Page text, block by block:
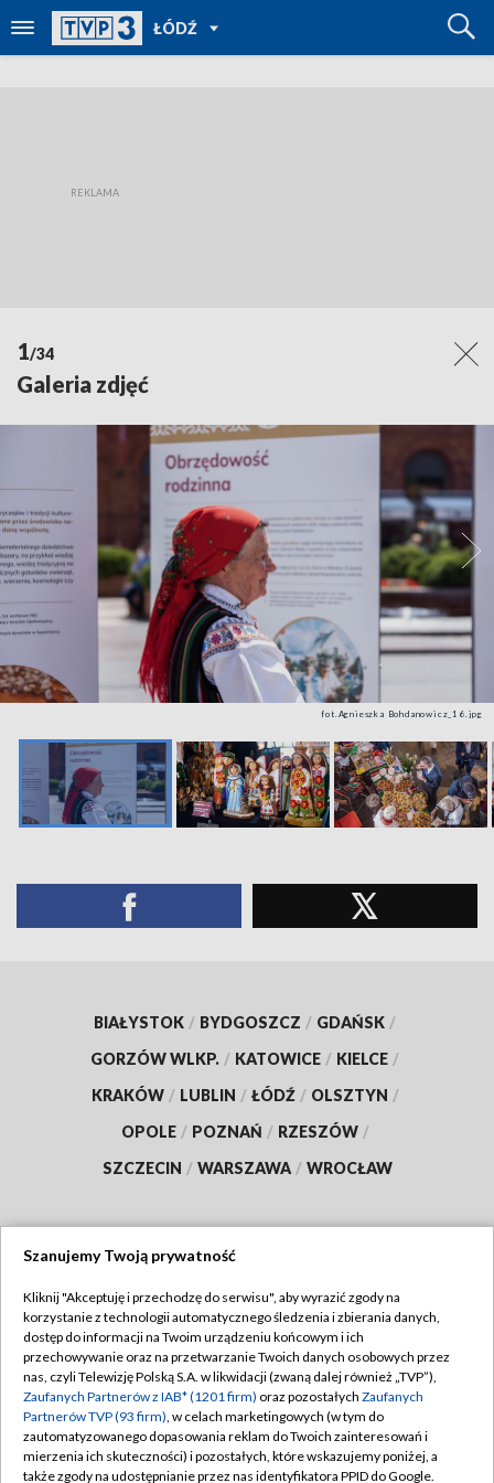
ŁÓDŹ
POWRÓT
DO
REGIONY
1/34
Galeria zdjęć
fot.Agnieszka Bohdanowicz_16.jpg
BIAŁYSTOK / BYDGOSZCZ / GDAŃSK /
GORZÓW WLKP. / KATOWICE / KIELCE /
KRAKÓW / LUBLIN / ŁÓDŹ / OLSZTYN /
OPOLE / POZNAŃ / RZESZÓW /
SZCZECIN / WARSZAWA / WROCŁAW
TVP
Abonament TVP
Emisja w TVP
Centrum informacji TVP
Naziemna Telewizja Cyfrowa
Regulamin TVP
Polityka prywatności
Moje zgody
Pomoc
Szanujemy Twoją prywatność
Kliknij "Akceptuję i przechodzę do serwisu", aby wyrazić zgody na
korzystanie z technologii automatycznego śledzenia i zbierania danych,
dostęp do informacji na Twoim urządzeniu końcowym i ich
przechowywanie oraz na przetwarzanie Twoich danych osobowych przez
nas, czyli Telewizję Polską S.A. w likwidacji (zwaną dalej również „TVP”),
Zaufanych Partnerów z IAB* (1201 firm) oraz pozostałych Zaufanych
Partnerów TVP (93 firm), w celach marketingowych (w tym do
zautomatyzowanego dopasowania reklam do Twoich zainteresowań i
mierzenia ich skuteczności) i pozostałych, które wskazujemy poniżej, a
także zgody na udostępnianie przez nas identyfikatora PPID do Google.